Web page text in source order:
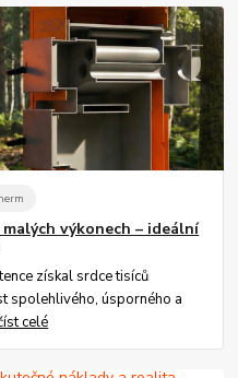
výkonech – ideální
získal srdce tisíců
spolehlivého, úsporného a
celé